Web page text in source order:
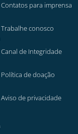
Contatos para imprensa
Trabalhe conosco
Canal de Integridade
Política de doação
Aviso de privacidade